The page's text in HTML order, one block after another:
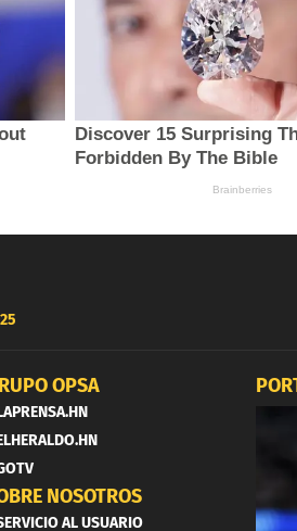
OPSA
NOSOTROS
AL USUARIO